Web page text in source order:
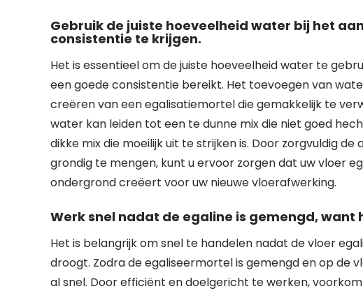
Gebruik de juiste hoeveelheid water bij het
consistentie te krijgen.
Het is essentieel om de juiste hoeveelheid water te
een goede consistentie bereikt. Het toevoegen van
creëren van een egalisatiemortel die gemakkelijk te
water kan leiden tot een te dunne mix die niet goed
dikke mix die moeilijk uit te strijken is. Door zorgvuldig
grondig te mengen, kunt u ervoor zorgen dat uw vloer
ondergrond creëert voor uw nieuwe vloerafwerking.
Werk snel nadat de egaline is gemengd, want
Het is belangrijk om snel te handelen nadat de vloer
droogt. Zodra de egaliseermortel is gemengd en op de
al snel. Door efficiënt en doelgericht te werken,